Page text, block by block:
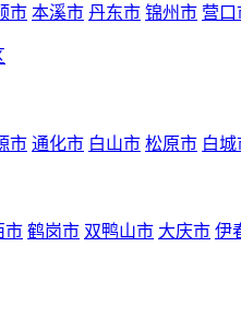
市 本溪市 丹东市 锦州市 营口
市 通化市 白山市 松原市 白城
市 鹤岗市 双鸭山市 大庆市 伊